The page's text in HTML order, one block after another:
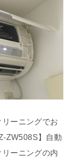
ーニングでお
ZW508S】自動
ーニングの内